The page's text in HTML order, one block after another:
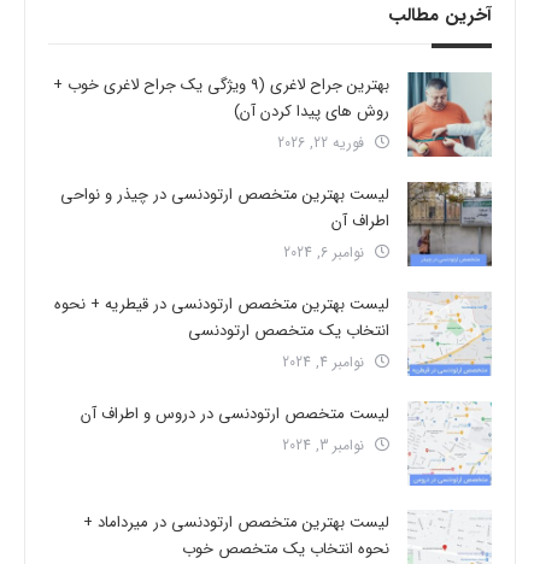
آخرین مطالب
بهترین جراح لاغری (9 ویژگی یک جراح لاغری خوب +
روش های پیدا کردن آن)
فوریه 22, 2026
لیست بهترین متخصص ارتودنسی در چیذر و نواحی
اطراف آن
نوامبر 6, 2024
لیست بهترین متخصص ارتودنسی در قیطریه + نحوه
انتخاب یک متخصص ارتودنسی
نوامبر 4, 2024
لیست متخصص ارتودنسی در دروس و اطراف آن
نوامبر 3, 2024
لیست بهترین متخصص ارتودنسی در میرداماد +
نحوه انتخاب یک متخصص خوب